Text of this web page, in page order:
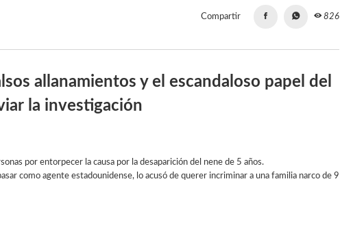
Compartir 826
allanamientos y el escandaloso papel del
la investigación
por entorpecer la causa por la desaparición del nene de 5 años.
como agente estadounidense, lo acusó de querer incriminar a una familia narco de 9